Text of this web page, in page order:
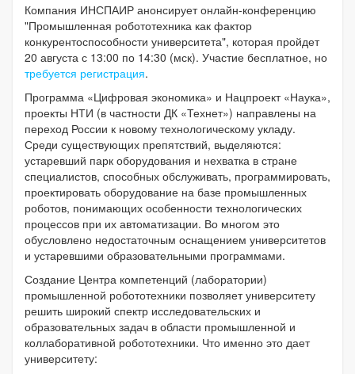
Компания ИНСПАИР анонсирует онлайн-конференцию
"Промышленная робототехника как фактор
конкурентоспособности университета", которая пройдет
20 августа с 13:00 по 14:30 (мск). Участие бесплатное, но
требуется регистрация.
Программа «Цифровая экономика» и Нацпроект «Наука»,
проекты НТИ (в частности ДК «Технет») направлены на
переход России к новому технологическому укладу.
Среди существующих препятствий, выделяются:
устаревший парк оборудования и нехватка в стране
специалистов, способных обслуживать, программировать,
проектировать оборудование на базе промышленных
роботов, понимающих особенности технологических
процессов при их автоматизации. Во многом это
обусловлено недостаточным оснащением университетов
и устаревшими образовательными программами.
Создание Центра компетенций (лаборатории)
промышленной робототехники позволяет университету
решить широкий спектр исследовательских и
образовательных задач в области промышленной и
коллаборативной робототехники. Что именно это дает
университету: